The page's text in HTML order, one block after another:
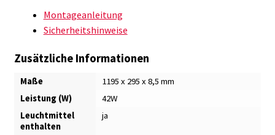
Montageanleitung
Sicherheitshinweise
Zusätzliche Informationen
Maße
1195 x 295 x 8,5 mm
Leistung (W)
42W
Leuchtmittel
enthalten
ja